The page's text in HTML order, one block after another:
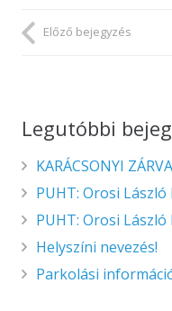
Előző bejegyzés
Legutóbbi
KARÁCSONYI
PUHT: Orosi
PUHT: Orosi
Helyszíni nevezés!
Parkolási